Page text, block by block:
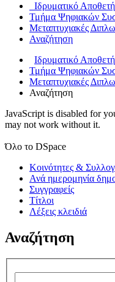
Ιδρυματικό
Τμήμα Ψηφιακών
Μεταπτυχιακές
Αναζήτηση
Ιδρυματικό
Τμήμα Ψηφιακών
Μεταπτυχιακές
Αναζήτηση
JavaScript is disabled for
may not work without it.
Όλο το DSpace
Κοινότητες &
Ανά ημερομηνία
Συγγραφείς
Τίτλοι
Λέξεις κλειδιά
Αναζήτηση